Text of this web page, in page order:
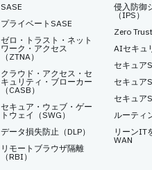
SASE
プライベートSASE
ゼロ・トラスト・ネット
ワーク・アクセス
（ZTNA）
クラウド・アクセス・セ
キュリティ・ブローカー
（CASB）
セキュア・ウェブ・ゲー
トウェイ（SWG）
データ損失防止（DLP）
リモートブラウザ隔離
（RBI）
侵入防御
（IPS）
Zero
AIセキュ
セキュア
セキュア
セキュア
ルーティ
リーンIT
WAN